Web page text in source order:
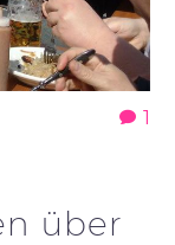
1
über